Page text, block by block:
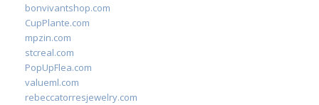
bonvivantshop.com
CupPlante.com
mpzin.com
stcreal.com
PopUpFlea.com
valueml.com
rebeccatorresjewelry.com